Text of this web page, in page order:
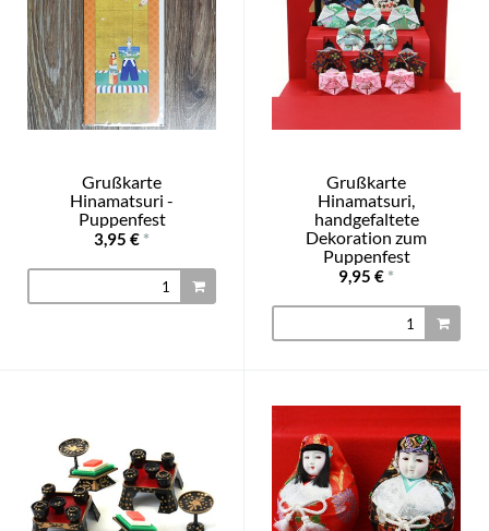
Grußkarte
Hinamatsuri -
Puppenfest
3,95 € *
Grußkarte
Hinamatsuri,
handgefaltete
Dekoration zum
Puppenfest
9,95 € *